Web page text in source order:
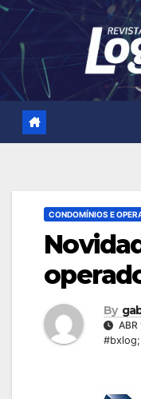
Skip
content
CONDOMÍNIOS E
By
ABR